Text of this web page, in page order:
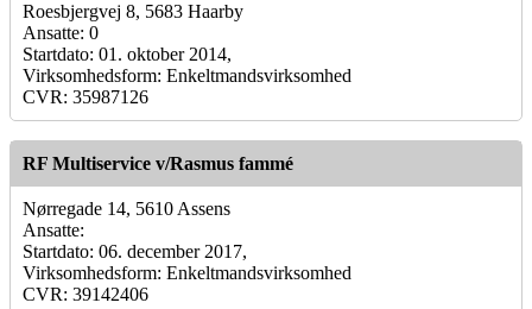
Roesbjergvej 8, 5683 Haarby
Ansatte: 0
Startdato: 01. oktober 2014,
Virksomhedsform: Enkeltmandsvirksomhed
CVR: 35987126
RF Multiservice v/Rasmus fammé
Nørregade 14, 5610 Assens
Ansatte:
Startdato: 06. december 2017,
Virksomhedsform: Enkeltmandsvirksomhed
CVR: 39142406